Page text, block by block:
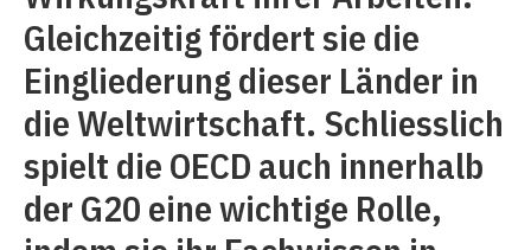
Gleichzeitig fördert sie die
Eingliederung dieser Länder in
die Weltwirtschaft. Schliesslich
spielt die OECD auch innerhalb
der G20 eine wichtige Rolle,